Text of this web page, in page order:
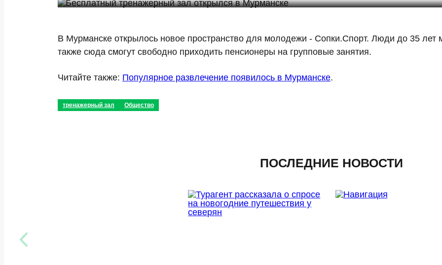
В Мурманске открылось новое пространство для молодежи - Сопки.Спорт. Люди до 35 лет
также сюда смогут свободно приходить пенсионеры на групповые занятия.
Читайте также: Популярное развлечение появилось в Мурманске.
тренажерный зал Общество
ПОСЛЕДНИЕ НОВОСТИ